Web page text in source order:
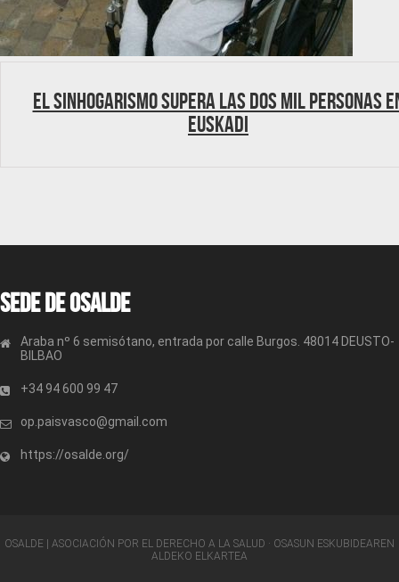
El sinhogarismo supera las dos mil personas
Euskadi
Sede de OSALDE
Araba nº 6 semisótano, entrada por calle Burgos. 48014 DEUSTO-
BILBAO
+34 94 600 99 47
op.paisvasco@gmail.com
https://osalde.org/
OSALDE | ASOCIACIÓN POR EL DERECHO A LA SALUD · OSASUN ESKUBIDEAREN
ALDEKO ELKARTEA